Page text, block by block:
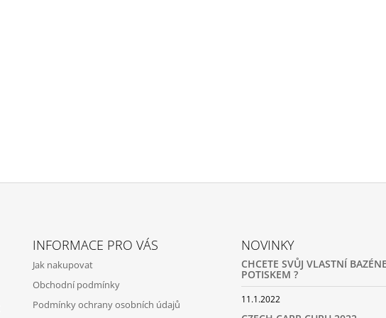
INFORMACE PRO VÁS
Jak nakupovat
Obchodní podmínky
Podmínky ochrany osobních údajů
NOVINKY
CHCETE SVŮJ VLASTNÍ
POTISKEM ?
11.1.2022